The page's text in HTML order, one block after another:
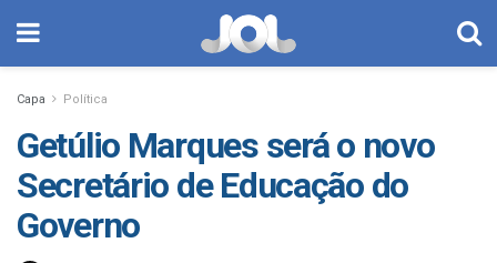
Capa Política
Getúlio Marques será o novo
Secretário de Educação do
Governo